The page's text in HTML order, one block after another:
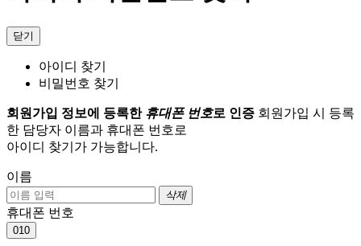
닫기
아이디 찾기
비밀번호 찾기
회원가입 정보에 등록한 휴대폰 번호로 인증 회원가입 시 등록
한 담당자 이름과 휴대폰 번호로
아이디 찾기가 가능합니다.
이름
삭제
휴대폰 번호
010